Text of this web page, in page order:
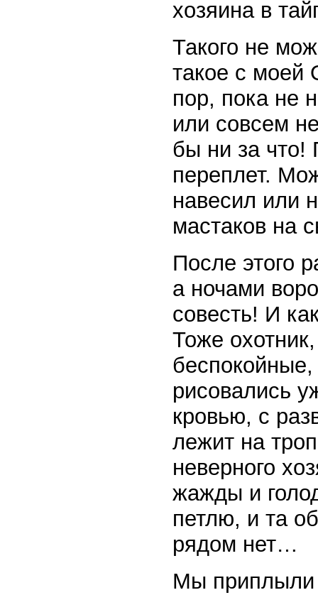
хозяина в
Такого не
такое с моей
пор, пока не
или совсем
бы ни за что!
переплет.
навесил или
мастаков на
После этого
а ночами
совесть! И
Тоже
рисовались
кровью, с
лежит на
неверного
жажды и
петлю, и та
рядом нет…
Мы приплыли